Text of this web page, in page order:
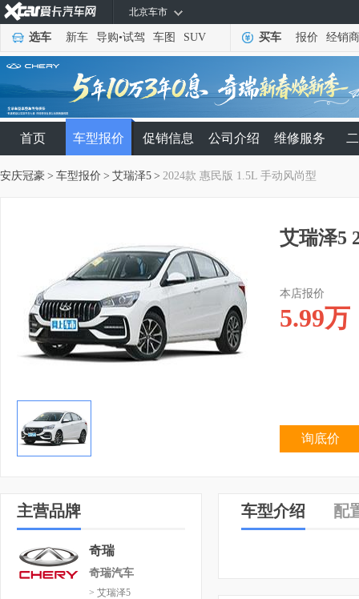
北京车市
选车 新车 导购•试驾 车图 SUV 买车 报价 经销商
首页 车型报价 促销信息 公司介绍 维修服务
安庆冠豪 > 车型报价 > 艾瑞泽5 > 2024款 惠民版 1.5L 手动风尚型
艾瑞泽5
本店报价
5.99万
询底价
主营品牌
奇瑞
奇瑞汽车
> 艾瑞泽5
车型介绍 配